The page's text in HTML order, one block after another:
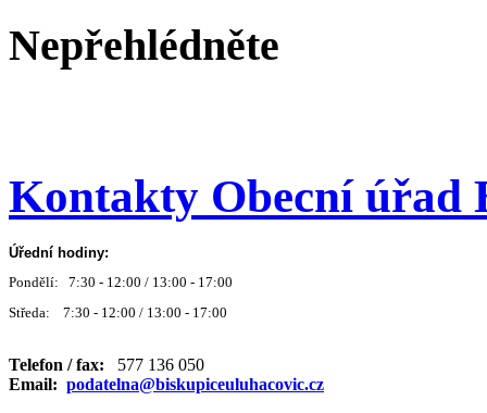
Nepřehlédněte
Kontakty Obecní úřad
Úřední hodiny:
Pondělí: 7:30 - 12:00 / 13:00 - 17:00
Středa: 7:30 - 12:00 / 13:00 - 17:00
Telefon / fax: 577 136 050
Email: podatelna@biskupiceuluhacovic.cz